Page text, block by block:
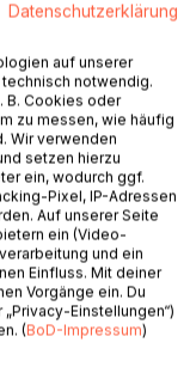
Uranlager
im afrikanischen
welche
Er rettet
beinahe sein
wieder zu
fallen und Sirona
Teutates einen
der
stillen Wunder:
ersehntes Zeichen
Datenschutzerklärung
auf unserer
notwendig.
B. Cookies oder
zu messen, wie häufig
Wir verwenden
setzen hierzu
ein, wodurch ggf.
Pixel, IP-Adressen
Auf unserer Seite
ein (Video-
und ein
Einfluss. Mit deiner
Vorgänge ein. Du
Einstellungen“)
(BoD-Impressum)